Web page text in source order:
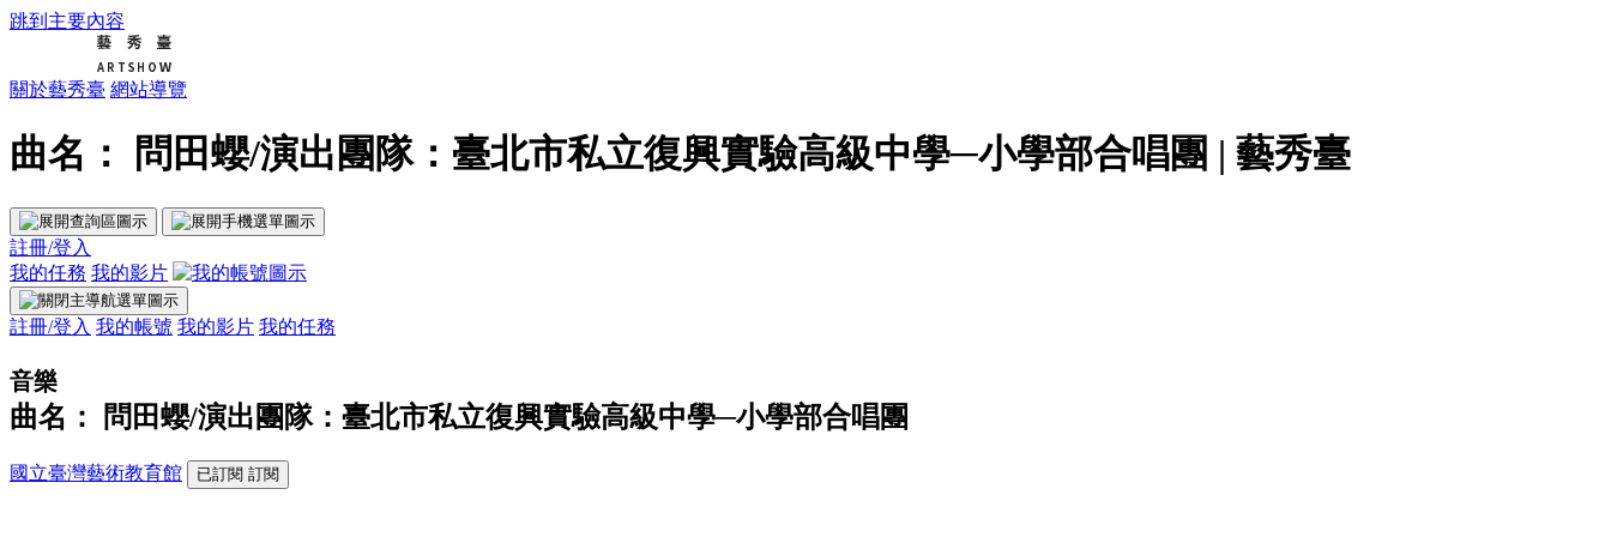
跳到主要內容
關於藝秀臺 網站導覽
曲名： 問田蠳/演出團隊：臺北市私立復興實驗高級中學─小學部合唱團 | 藝秀臺
註冊/登入
我的任務 我的影片
註冊/登入 我的帳號 我的影片 我的任務
音樂
曲名： 問田蠳/演出團隊：臺北市私立復興實驗高級中學─小學部合唱團
國立臺灣藝術教育館 已訂閱 訂閱